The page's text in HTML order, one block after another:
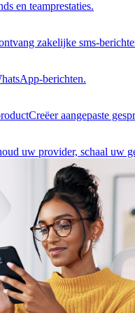
en teamprestaties.
zakelijke sms-
berichten.
Creëer aangepaste
uw provider, schaal uw